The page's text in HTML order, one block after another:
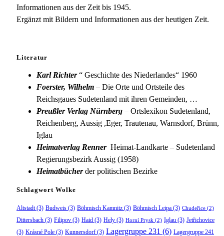
Informationen aus der Zeit bis 1945.
Ergänzt mit Bildern und Informationen aus der heutigen Zeit.
Literatur
Karl Richter“ Geschichte des Niederlandes“ 1960
Foerster, Wilhelm – Die Orte und Ortsteile des
Reichsgaues Sudetenland mit ihren Gemeinden, …
Preußler Verlag Nürnberg – Ortslexikon Sudetenland,
Reichenberg, Aussig ,Eger, Trautenau, Warnsdorf, Brünn,
Iglau
Heimatverlag Renner Heimat-Landkarte – Sudetenland
Regierungsbezirk Aussig (1958)
Heimatbücherder politischen Bezirke
Schlagwort Wolke
Altstadt(3) Budweis (3) Böhmisch Kamnitz (3) Böhmisch Leipa (3) Chudeřice (2)
Dittersbach (3) Filipov (3) Haid (3) Hely (3) Horní Prysk (2) Iglau (3) Jetřichovice
(3) Krásné Pole (3) Kunnersdorf (3) Lagergruppe 231 (6) Lagergruppe 241